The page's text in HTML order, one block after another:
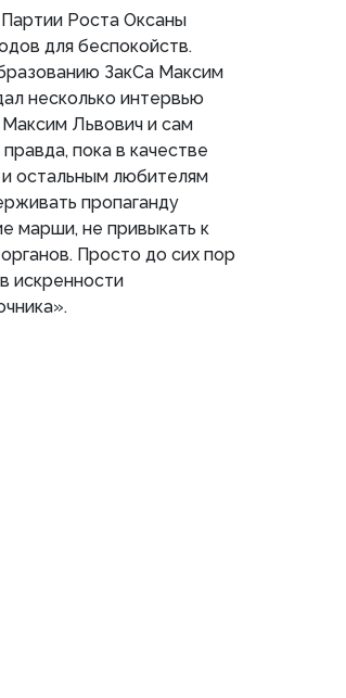
Роста Оксаны
для беспокойств.
ЗакСа Максим
несколько интервью
Максим Львович и сам
пока в качестве
и остальным любителям
пропаганду
марши, не привыкать к
Просто до сих пор
искренности